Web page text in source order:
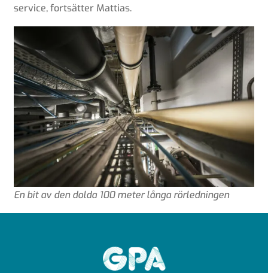
service, fortsätter Mattias.
En bit av den dolda 100 meter långa rörledningen